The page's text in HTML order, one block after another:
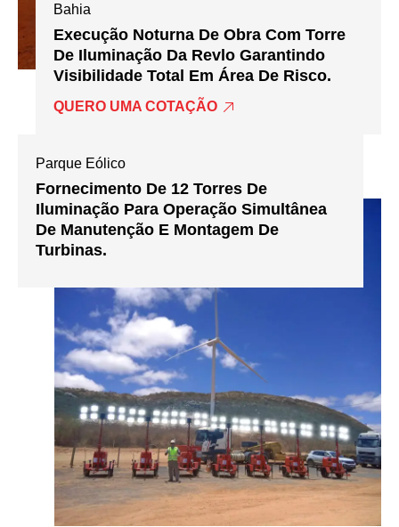
Bahia
Execução Noturna De Obra Com Torre
De Iluminação Da Revlo Garantindo
Visibilidade Total Em Área De Risco.
QUERO UMA COTAÇÃO
Parque Eólico
Fornecimento De 12 Torres De
Iluminação Para Operação Simultânea
De Manutenção E Montagem De
Turbinas.